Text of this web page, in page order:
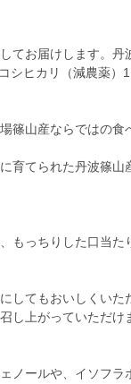
てお届けします。
シヒカリ（減農薬）
篠山産ならではの食
育てられた丹波篠山
もっちりした口当た
してもおいしくいた
し上がっていただけ
ノールや、イソフラ